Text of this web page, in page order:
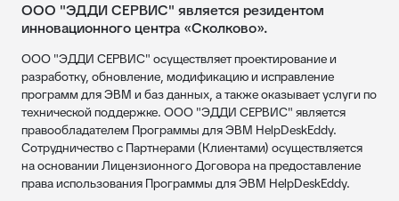
ООО "ЭДДИ СЕРВИС" является резидентом
инновационного центра «Сколково».
ООО "ЭДДИ СЕРВИС" осуществляет проектирование и
разработку, обновление, модификацию и исправление
программ для ЭВМ и баз данных, а также оказывает услуги по
технической поддержке. ООО "ЭДДИ СЕРВИС" является
правообладателем Программы для ЭВМ HelpDeskEddy.
Сотрудничество с Партнерами (Клиентами) осуществляется
на основании Лицензионного Договора на предоставление
права использования Программы для ЭВМ HelpDeskEddy.